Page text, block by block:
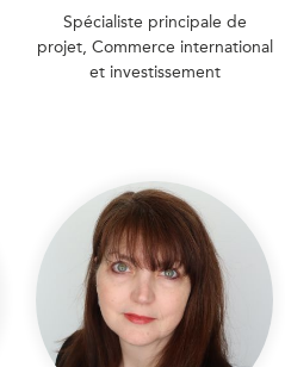
Spécialiste principale de
projet, Commerce international
et investissement